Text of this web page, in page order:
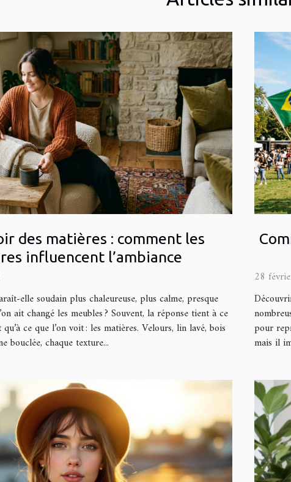
des matières : comment les
influencent l’ambiance
elle soudain plus chaleureuse, plus calme, presque
ait changé les meubles ? Souvent, la réponse tient à ce
ce que l’on voit : les matières. Velours, lin lavé, bois
bouclée, chaque texture...
28
pour
mais il